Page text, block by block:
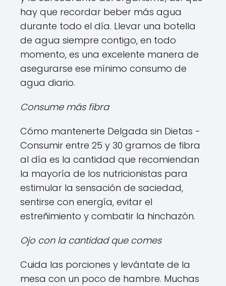
hay que recordar beber más agua
durante todo el día. Llevar una botella
de agua siempre contigo, en todo
momento, es una excelente manera de
asegurarse ese mínimo consumo de
agua diario.
Consume más fibra
Cómo mantenerte Delgada sin Dietas -
Consumir entre 25 y 30 gramos de fibra
al día es la cantidad que recomiendan
la mayoría de los nutricionistas para
estimular la sensación de saciedad,
sentirse con energía, evitar el
estreñimiento y combatir la hinchazón.
Ojo con la cantidad que comes
Cuida las porciones y levántate de la
mesa con un poco de hambre. Muchas